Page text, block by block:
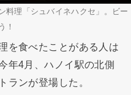
料理「シュバイネハクセ」。ビー
！
を食べたことがある人は
年4月、ハノイ駅の北側
ランが登場した。